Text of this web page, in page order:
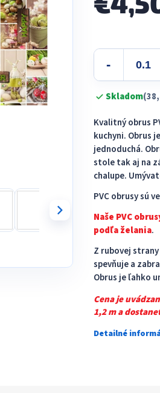
Skladom
Kvalitný obrus
kuchyni. Obrus
jednoduchá.
stole tak aj na
chalupe.
PVC obrusy sú
Naše PVC
podľa želania.
Z rubovej
spevňuje a
Obrus je ľahko
Cena je
1,2 m a
Detailné